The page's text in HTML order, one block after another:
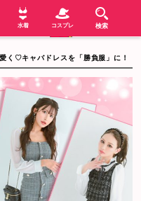
水着 コスプレ 検索
く♡キャバドレスを「勝負服」に！
SHOP